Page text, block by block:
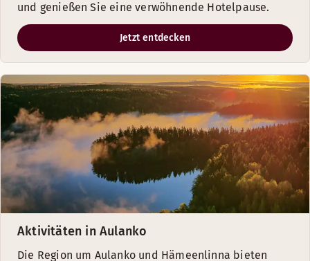
und genießen Sie eine verwöhnende Hotelpause.
Jetzt entdecken
Aktivitäten in Aulanko
Die Region um Aulanko und Hämeenlinna bieten